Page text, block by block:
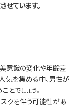
せています。
意識の変化や年齢差
気を集める中、男性が
とでしょう。
スクを伴う可能性があ